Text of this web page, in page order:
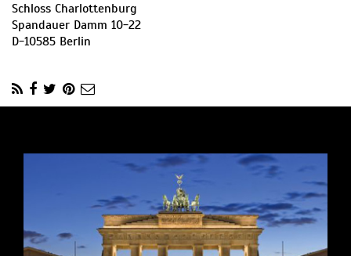
Schloss Charlottenburg
Spandauer Damm 10-22
D-10585 Berlin